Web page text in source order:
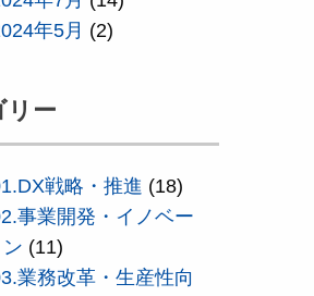
年5月 (2)
リー
戦略・推進 (18)
事業開発・イノベー
(11)
業務改革・生産性向